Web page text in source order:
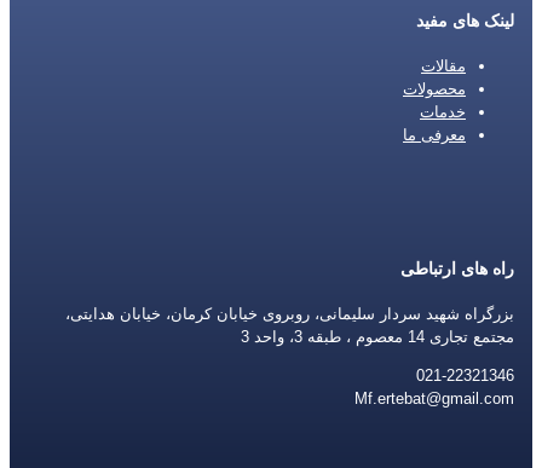
لینک های مفید
مقالات
محصولات
خدمات
معرفی ما
راه های ارتباطی
بزرگراه شهید سردار سلیمانی، روبروی خیابان کرمان، خیابان هدایتی،
مجتمع تجاری 14 معصوم ، طبقه 3، واحد 3
021-22321346
Mf.ertebat@gmail.com